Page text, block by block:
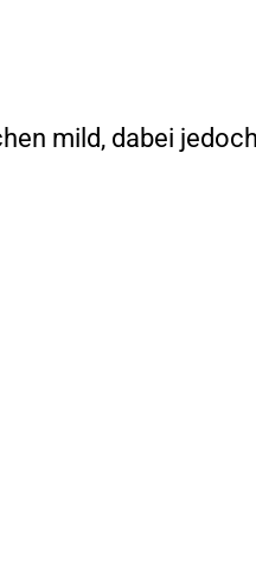
mild, dabei